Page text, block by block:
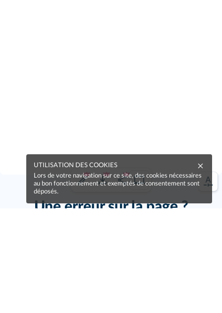
Une erreur sur la page ?
UTILISATION DES COOKIES
Lors de votre navigation sur ce site, des cookies nécessaires
au bon fonctionnement et exemptés de consentement sont
déposés.